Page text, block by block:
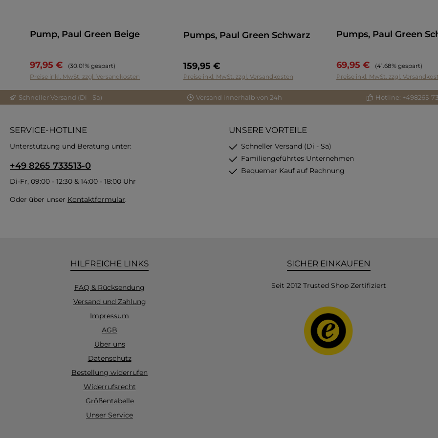
Pump, Paul Green Beige
97,95 € Regulärer Preis:
(30.01% gespart)
Preise inkl. MwSt. zzgl. Versandkosten
Pumps, Paul Green Schwarz
159,95 €
Preise inkl. MwSt. zzgl. Versandkosten
Pumps, Paul Green
69,95 € Regulärer Preis:
(41.68% gespart)
Preise inkl. MwSt. zzgl.
Schneller Versand (Di - Sa) Versand innerhalb von 24h Hotline: +498265-
SERVICE-HOTLINE
Unterstützung und Beratung unter:
+49 8265 733513-0
Di-Fr, 09:00 - 12:30 & 14:00 - 18:00 Uhr
Oder über unser Kontaktformular.
UNSERE VORTEILE
Schneller Versand (Di - Sa)
Familiengeführtes Unternehmen
Bequemer Kauf auf Rechnung
HILFREICHE LINKS
FAQ & Rücksendung
Versand und Zahlung
Impressum
AGB
Über uns
Datenschutz
Bestellung widerrufen
Widerrufsrecht
Größentabelle
Unser Service
SICHER EINKAUFEN
Seit 2012 Trusted Shop Zertifiziert